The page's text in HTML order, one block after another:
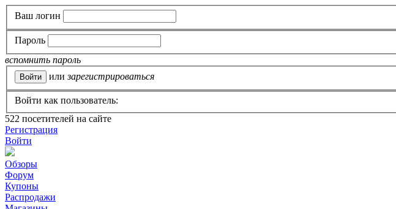
Ваш логин
Пароль
вспомнить пароль
или зарегистрироваться
Войти как пользователь:
522 посетителей на сайте
Регистрация
Войти
Обзоры
Форум
Купоны
Распродажи